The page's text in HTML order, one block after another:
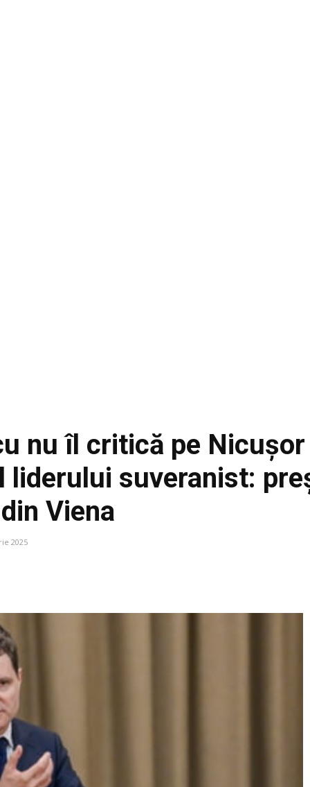
nu îl critică pe
liderului suveranist:
Viena
2025